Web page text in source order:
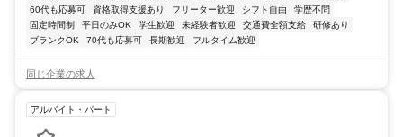
60代も応募可
資格取得支援あり フリーター歓迎 シフト自由
学歴不問
固定時間制
平日のみOK 学生歓迎 未経験者歓迎 交通費全額支給
研修あり
ブランクOK
70代も応募可 長期歓迎 フルタイム歓迎
同じ企業の求人
アルバイト・パート